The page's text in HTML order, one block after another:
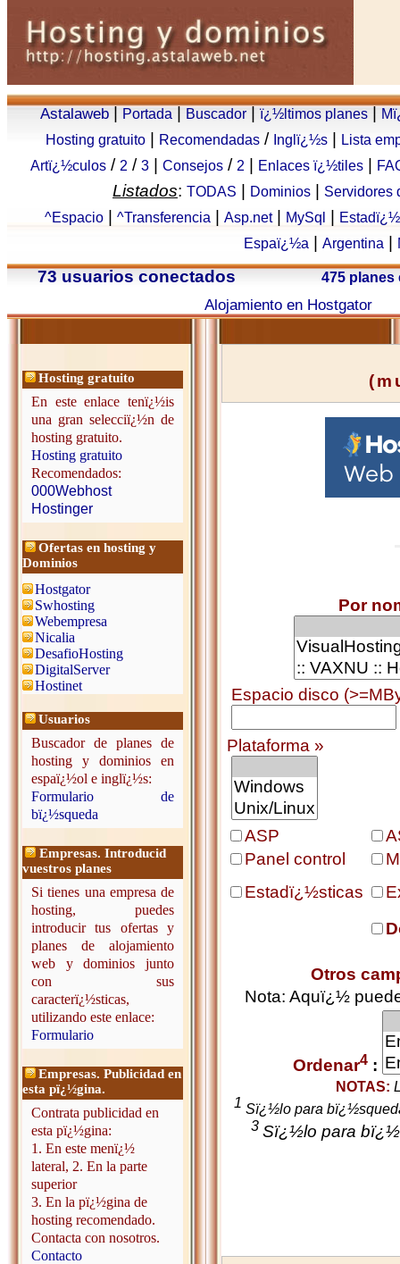
Astalaweb| Portada Buscador| ï¿½ltimos planes|
Hosting gratuito
Recomendadas / Inglï¿½s
Lista
Artï¿½culos/ 2 / 3| Consejos/ 2 Enlaces ï¿½tiles|
Listados: TODAS Dominios
Servidores
^Espacio| ^Transferencia Asp.net| MySql
Espaï¿½a
Argentina
73 usuarios conectados 475
Alojamiento en Hostgator
Hosting gratuito
En este enlace tenï¿½is
una gran selecciï¿½n de
hosting gratuito.
Hosting gratuito
Recomendados:
000Webhost
Hostinger
Ofertas en hosting y
Dominios
Hostgator
Swhosting
Webempresa
Nicalia
DesafioHosting
DigitalServer
Hostinet
Usuarios
Buscador de planes de
hosting y dominios en
espaï¿½ol e inglï¿½s:
Formulario de
bï¿½squeda
Empresas. Introducid
vuestros planes
Si tienes una empresa de
hosting, puedes
introducir tus ofertas y
planes de alojamiento
web y dominios junto
con sus
caracterï¿½sticas,
utilizando este enlace:
Formulario
Empresas. Publicidad en
esta pï¿½gina.
Contrata publicidad en
esta pï¿½gina:
1. En este menï¿½
lateral, 2. En la parte
superior
3. En la pï¿½gina de
hosting recomendado.
Contacta con nosotros.
Contacto
Por
Espacio disco
Plataforma »
ASP
Panel control
Estadï¿½sticas
Otros
Nota: Aquï¿½
Ordenar4 :
NOTAS:
1 Sï¿½lo para
3 Sï¿½lo para